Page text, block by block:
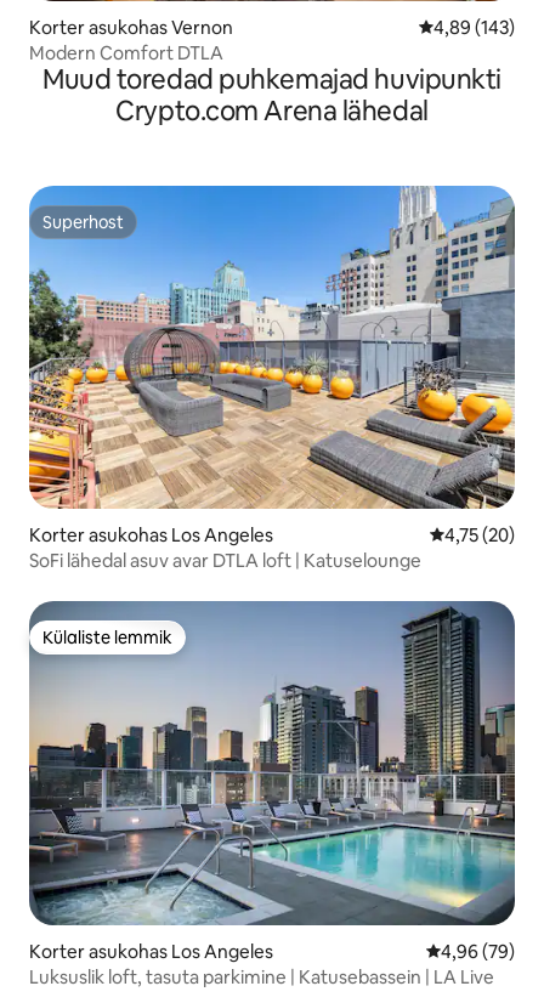
Korter asukohas Vernon Keskmine
4,89 (143)
Modern Comfort DTLA
Muud toredad puhkemajad huvipunkti
Crypto.com Arena lähedal
Superhost
Superhost
Korter asukohas Los Angeles Keskmine
4,75 (20)
SoFi lähedal asuv avar DTLA loft | Katuselounge
Külaliste lemmik
Külaliste lemmik
Korter asukohas Los Angeles Keskmine
4,96 (79)
Luksuslik loft, tasuta parkimine | Katusebassein | LA Live